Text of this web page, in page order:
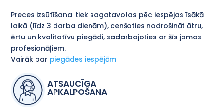
Preces izsūtīšanai tiek sagatavotas pēc iespējas īsākā
laikā (līdz 3 darba dienām), cenšoties nodrošināt ātru,
ērtu un kvalitatīvu piegādi, sadarbojoties ar šīs jomas
profesionāļiem.
Vairāk par piegādes iespējām
ATSAUCĪGA
APKALPOŠANA